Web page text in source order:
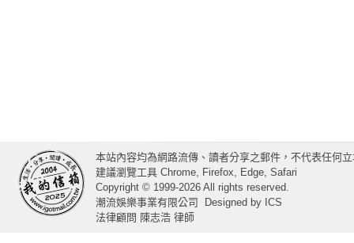
本站內容均為網路流傳、讀者分享之郵件，不代表任何
建議瀏覽工具 Chrome, Firefox, Edge, Safari
Copyright © 1999-2026 All rights reserved.
潮流娛樂事業有限公司
Designed by ICS
法律顧問 陳志浩 律師